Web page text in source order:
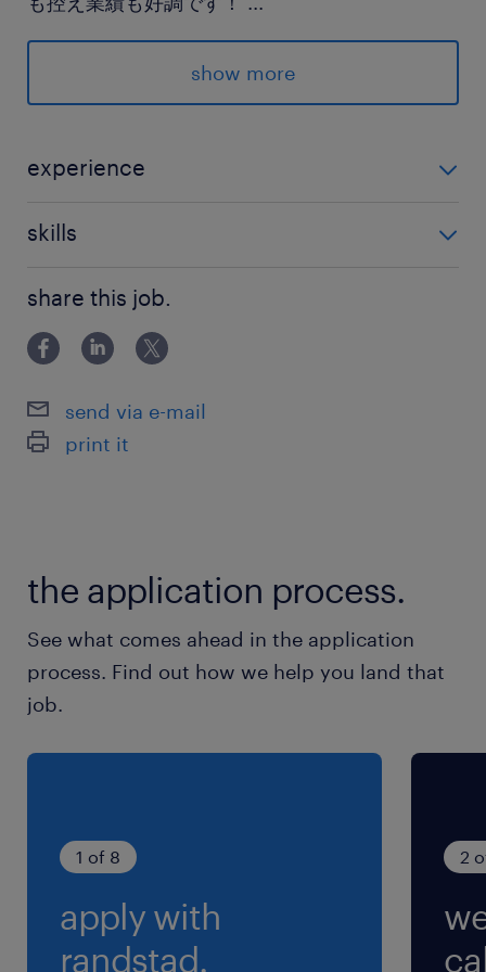
日比谷線、浅草線／東銀座駅（徒歩4分）
新橋駅（徒歩14分）
土日祝日
完全週休2日制（土日祝日、リフレッシュ休暇
（3日間）、年末年始（12/30～1/4）、有給＆慶
就業時間
月／35時間程度
交通費
交通費あり
show more
experience
意向をくみ取りながら丁寧で臨機応変な対応が出来る
方 ・チームワークをもって業務に取り組める方
skills
Word：罫線による表作成とレイアウト調整
Excel：表作成、Sum
PPT：挿入・削除・編集
share this job.
send via e-mail
print it
the application process.
See what comes ahead in the application
process. Find out how we help you land that
job.
1 of 8
apply with
randstad.
2